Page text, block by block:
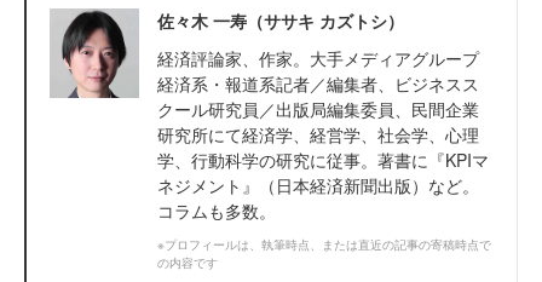
佐々木 一寿（ササキ カズトシ）
経済評論家、作家。大手メディアグループ
経済系・報道系記者／編集者、ビジネスス
クール研究員／出版局編集委員、民間企業
研究所にて経済学、経営学、社会学、心理
学、行動科学の研究に従事。著書に『KPIマ
ネジメント』（日本経済新聞出版）など。
コラムも多数。
※プロフィールは、執筆時点、または直近の記事の寄稿時点で
の内容です